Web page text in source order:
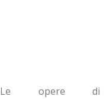
Le opere di